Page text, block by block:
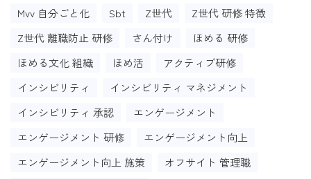
Mvv 自分ごと化
Sbt Z世代
Z世代 研修 特徴
Z世代 離職防止 研修
さん付け
ほめる 研修
ほめる文化 組織
ほめ活
アクティブ研修
インシビリティ
インシビリティ マネジメント
インシビリティ 承認
エンゲージメント
エンゲージメント 研修
エンゲージメント向上
エンゲージメント向上 施策
オフサイト 管理職